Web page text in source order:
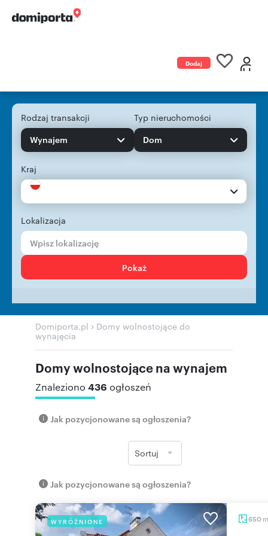
Dodaj
Rodzaj transakcji
Wynajem
Typ nieruchomości
Dom
Kraj
Lokalizacja
Pokaż
Domiporta.pl › Domy wolnostojące do
wynajęcia
Domy wolnostojące na wynajem
Znaleziono 436 ogłoszeń
Jak pozycjonowane są ogłoszenia?
Sortuj
Jak pozycjonowane są ogłoszenia?
WYRÓŻNIONE 650 m